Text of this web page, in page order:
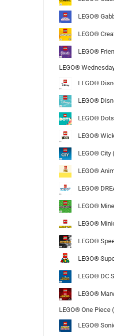
LEGO®
LEGO®
LEGO®
LEGO®
LEGO®
LEGO®
LEGO®
LEGO®
LEGO® City
LEGO®
LEGO®
LEGO®
LEGO®
LEGO®
LEGO®
LEGO® DC
LEGO®
LEGO® One Piece
LEGO®